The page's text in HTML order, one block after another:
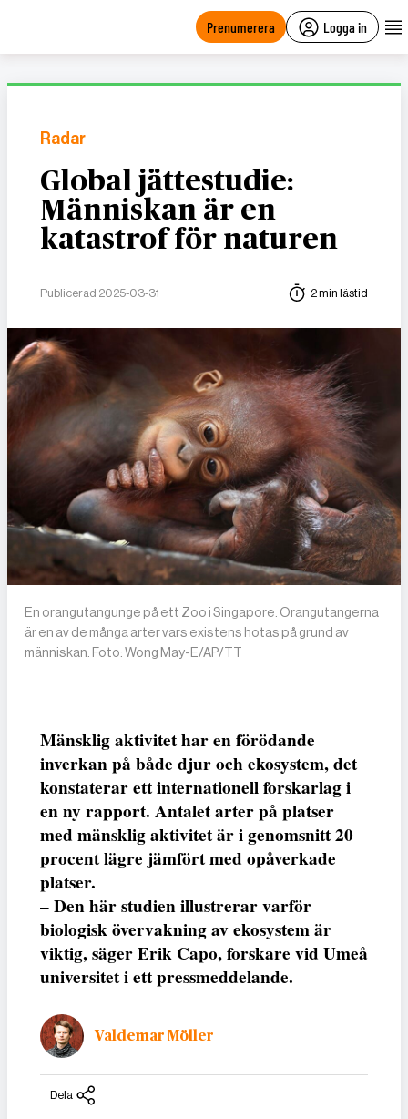
Prenumerera Logga in
Radar
Global jättestudie:
Människan är en
katastrof för naturen
Publicerad 2025-03-31 2 min lästid
En orangutangunge på ett Zoo i Singapore. Orangutangerna
är en av de många arter vars existens hotas på grund av
människan. Foto: Wong May-E/AP/TT
Mänsklig aktivitet har en förödande
inverkan på både djur och ekosystem, det
konstaterar ett internationell forskarlag i
en ny rapport. Antalet arter på platser
med mänsklig aktivitet är i genomsnitt 20
procent lägre jämfört med opåverkade
platser.
– Den här studien illustrerar varför
biologisk övervakning av ekosystem är
viktig, säger Erik Capo, forskare vid Umeå
universitet i ett pressmeddelande.
Valdemar Möller
Dela